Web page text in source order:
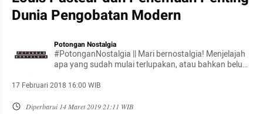
Dunia Pengobatan Modern
Potongan Nostalgia
#PotonganNostalgia || Mari bernostalgia! Menjelajah
apa yang sudah mulai terlupakan, atau bahkan belum
17 Februari 2018 16:00 WIB
Diperbarui 14 Maret 2019 21:11 WIB